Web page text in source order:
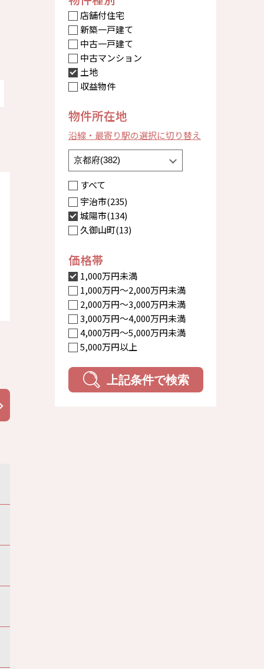
店舗付住宅
新築一戸建て
中古一戸建て
中古マンション
土地
収益物件
物件所在地
沿線・最寄り駅の選択に切り替え
すべて
宇治市(235)
城陽市(134)
久御山町(13)
価格帯
1,000万円未満
1,000万円〜2,000万円未満
2,000万円〜3,000万円未満
3,000万円〜4,000万円未満
4,000万円〜5,000万円未満
5,000万円以上
上記条件で検索